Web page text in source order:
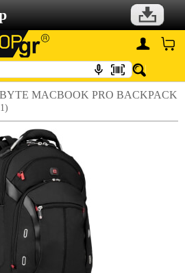
MACBOOK PRO BACKPACK